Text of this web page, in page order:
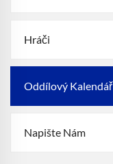
Hráči
Oddílový Kalendář
Napište Nám